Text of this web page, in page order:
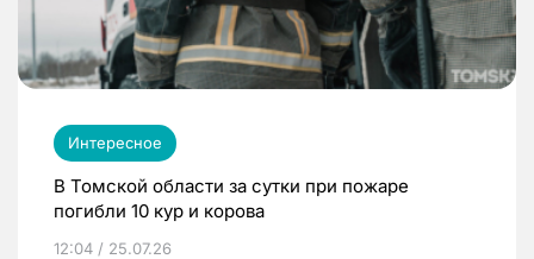
Интересное
В Томской области за сутки при пожаре
погибли 10 кур и корова
12:04 / 25.07.26